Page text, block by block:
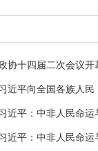
协十四届二次会议
近平向全国各族人
近平：中非人民命
近平：中非人民命